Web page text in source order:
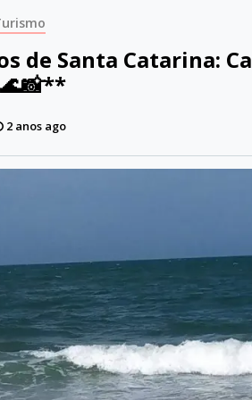
de Santa Catarina:
2 anos ago